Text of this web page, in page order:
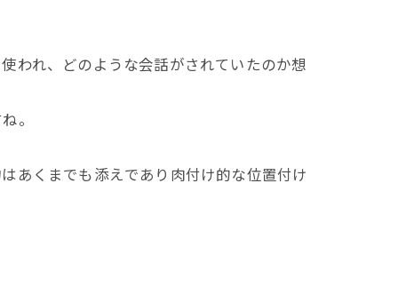
われ、どのような会話がされていたのか想
。
あくまでも添えであり肉付け的な位置付け